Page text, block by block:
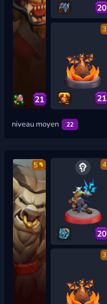
21
20
3
21
niveau moyen 22
5 4
20
3